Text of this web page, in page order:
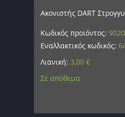
Ακονιστής DART
Κωδικός προϊόντος:
Εναλλακτικός κωδικός:
Λιανική: 3,00€
Σε απόθεμα